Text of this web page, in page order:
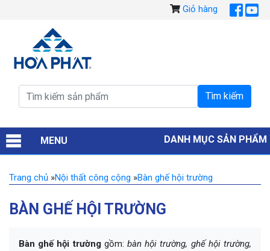
Giỏ hàng
MENU DANH MỤC SẢN PHẨM
Trang chủ »Nội thất công cộng »Bàn ghế hội trường
BÀN GHẾ HỘI TRƯỜNG
Bàn ghế hội trường gồm:bàn hội trường, ghế hội trường,